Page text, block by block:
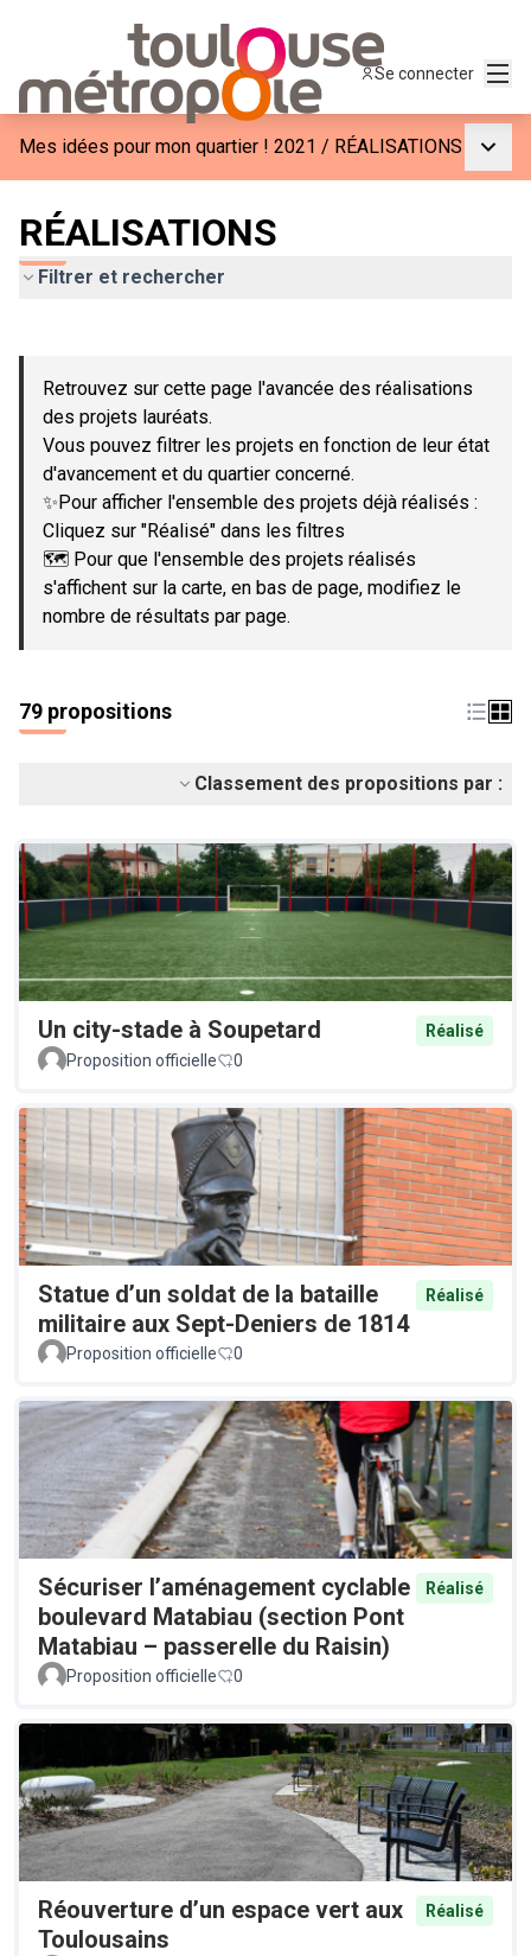
Se connecter
Mes idées pour mon quartier ! 2021 / RÉALISATIONS
RÉALISATIONS
Filtrer et rechercher
−
Retrouvez sur cette page l'avancée des réalisations
des projets lauréats.
Vous pouvez filtrer les projets en fonction de leur état
d'avancement et du quartier concerné.
✨Pour afficher l'ensemble des projets déjà réalisés :
Cliquez sur "Réalisé" dans les filtres
🗺️ Pour que l'ensemble des projets réalisés
s'affichent sur la carte, en bas de page, modifiez le
nombre de résultats par page.
79 propositions
Classement des propositions par :
Un city-stade à Soupetard
Réalisé
Proposition officielle
0
Statue d’un soldat de la bataille
militaire aux Sept-Deniers de 1814
Réalisé
Proposition officielle 0
Sécuriser l’aménagement cyclable
boulevard Matabiau (section Pont
Matabiau – passerelle du Raisin)
Réalisé
Proposition officielle 0
Réouverture d’un espace vert aux
Toulousains
Réalisé